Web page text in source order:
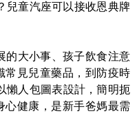
兒童汽座可以接收恩典牌
的大小事、孩子飲食注意
常見兒童藥品，到防疫時
懶人包圖表設計，簡明扼
心健康，是新手爸媽最需